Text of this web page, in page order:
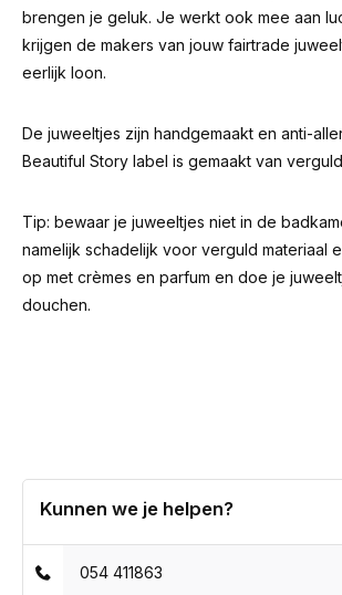
brengen je geluk. Je werkt ook mee aan
krijgen de makers van jouw fairtrade
eerlijk loon.
De juweeltjes zijn handgemaakt en anti-
Beautiful Story label is gemaakt van
Tip: bewaar je juweeltjes niet in de
namelijk schadelijk voor verguld materiaal
op met crèmes en parfum en doe je
douchen.
Kunnen we je helpen?
054 411863